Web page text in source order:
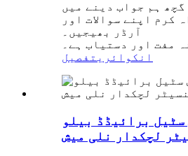
ہم جواب دینے میں
کرم اپنے سوالات اور
آرڈر بھیجیں۔
مفت اور دستیاب ہے۔
انکوائری تفصیل
برائیڈڈ بیلو